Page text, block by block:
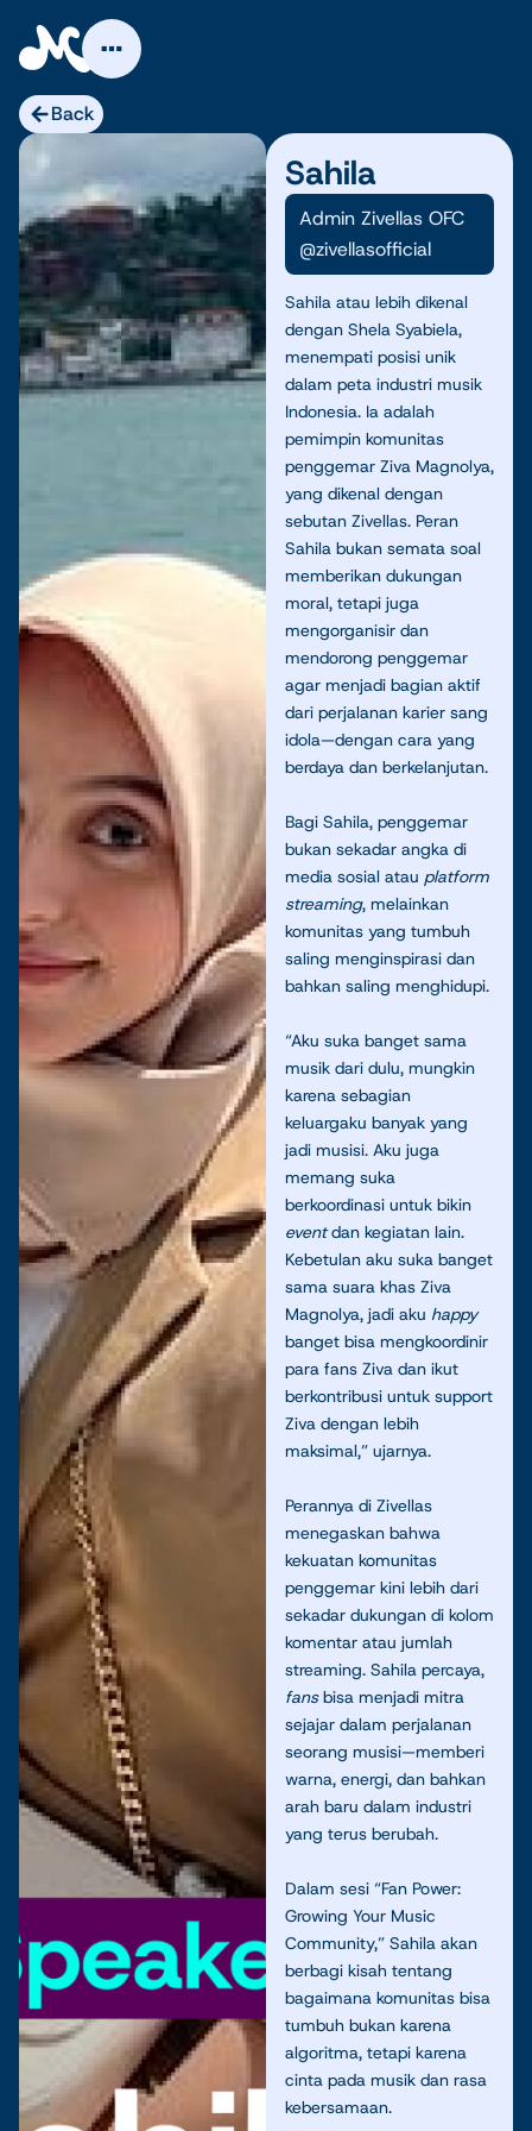
content
Back
Sahila
Admin Zivellas OFC
@zivellasofficial
Sahila atau lebih dikenal
dengan Shela Syabiela,
menempati posisi unik
dalam peta industri musik
Indonesia. Ia adalah
pemimpin komunitas
penggemar Ziva Magnolya,
yang dikenal dengan
sebutan Zivellas. Peran
Sahila bukan semata soal
memberikan dukungan
moral, tetapi juga
mengorganisir dan
mendorong penggemar
agar menjadi bagian aktif
dari perjalanan karier sang
idola—dengan cara yang
berdaya dan berkelanjutan.
Bagi Sahila, penggemar
bukan sekadar angka di
media sosial atau platform
streaming, melainkan
komunitas yang tumbuh
saling menginspirasi dan
bahkan saling menghidupi.
“Aku suka banget sama
musik dari dulu, mungkin
karena sebagian
keluargaku banyak yang
jadi musisi. Aku juga
memang suka
berkoordinasi untuk bikin
eventdan kegiatan lain.
Kebetulan aku suka banget
sama suara khas Ziva
Magnolya, jadi aku happy
banget bisa mengkoordinir
para fans Ziva dan ikut
berkontribusi untuk support
Ziva dengan lebih
maksimal,” ujarnya.
Perannya di Zivellas
menegaskan bahwa
kekuatan komunitas
penggemar kini lebih dari
sekadar dukungan di kolom
komentar atau jumlah
streaming. Sahila percaya,
fansbisa menjadi mitra
sejajar dalam perjalanan
seorang musisi—memberi
warna, energi, dan bahkan
arah baru dalam industri
yang terus berubah.
Dalam sesi “Fan Power:
Growing Your Music
Community,” Sahila akan
berbagi kisah tentang
bagaimana komunitas bisa
tumbuh bukan karena
algoritma, tetapi karena
cinta pada musik dan rasa
kebersamaan.